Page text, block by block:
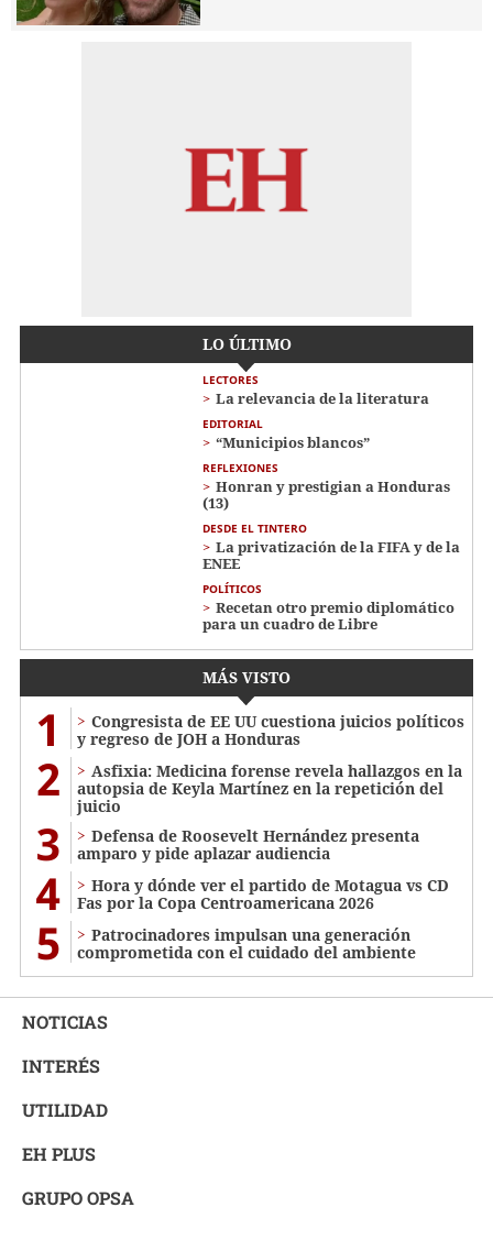
LO ÚLTIMO
LECTORES
La relevancia de la literatura
EDITORIAL
“Municipios blancos”
REFLEXIONES
Honran y prestigian a Honduras
(13)
DESDE EL TINTERO
La privatización de la FIFA y de la
ENEE
POLÍTICOS
Recetan otro premio diplomático
para un cuadro de Libre
MÁS VISTO
1
Congresista de EE UU cuestiona juicios políticos
y regreso de JOH a Honduras
2
Asfixia: Medicina forense revela hallazgos en la
autopsia de Keyla Martínez en la repetición del
juicio
3
Defensa de Roosevelt Hernández presenta
amparo y pide aplazar audiencia
4
Hora y dónde ver el partido de Motagua vs CD
Fas por la Copa Centroamericana 2026
5
Patrocinadores impulsan una generación
comprometida con el cuidado del ambiente
NOTICIAS
INTERÉS
UTILIDAD
EH PLUS
GRUPO OPSA